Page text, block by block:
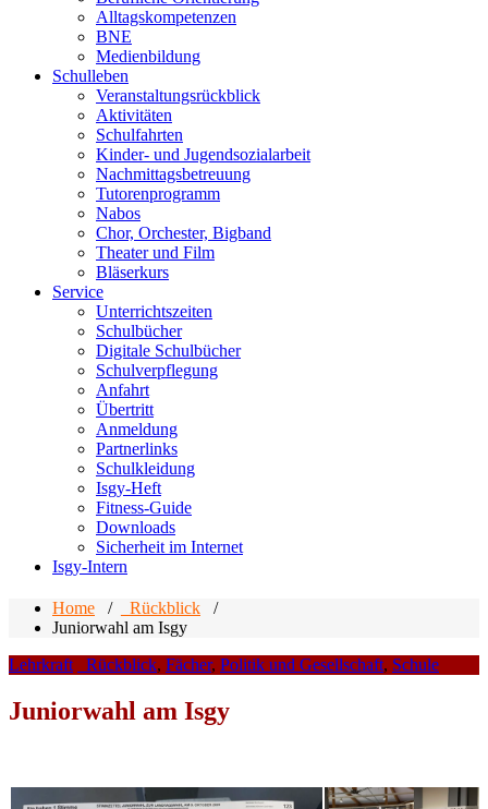
Alltagskompetenzen
BNE
Medienbildung
Schulleben
Veranstaltungsrückblick
Aktivitäten
Schulfahrten
Kinder- und Jugendsozialarbeit
Nachmittagsbetreuung
Tutorenprogramm
Nabos
Chor, Orchester, Bigband
Theater und Film
Bläserkurs
Service
Unterrichtszeiten
Schulbücher
Digitale Schulbücher
Schulverpflegung
Anfahrt
Übertritt
Anmeldung
Partnerlinks
Schulkleidung
Isgy-Heft
Fitness-Guide
Downloads
Sicherheit im Internet
Isgy-Intern
Home / _Rückblick /
Juniorwahl am Isgy
Lehrkraft
_Rückblick, Fächer, Politik und Gesellschaft, Schule
Juniorwahl am Isgy